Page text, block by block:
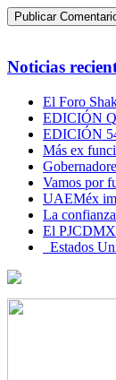
Noticias
El Foro
EDICIÓN
EDICIÓN
Más ex
Vamos por
UAEMéx
La
El PJCDMX
Estados